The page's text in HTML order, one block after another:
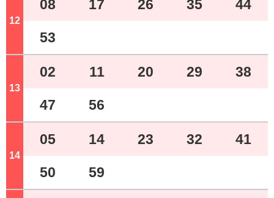
12
08 17 26 35 44
53
13
02 11 20 29 38
47 56
14
05 14 23 32 41
50 59